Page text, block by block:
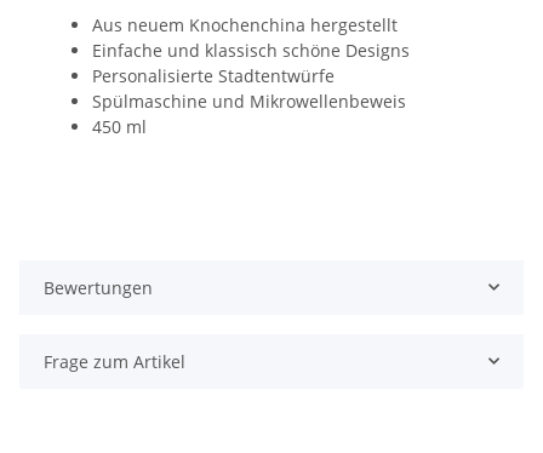
Aus neuem Knochenchina hergestellt
Einfache und klassisch schöne Designs
Personalisierte Stadtentwürfe
Spülmaschine und Mikrowellenbeweis
450 ml
Bewertungen
Frage zum Artikel